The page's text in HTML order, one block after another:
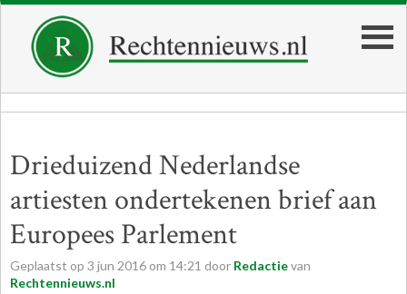
Drieduizend Nederlandse
artiesten ondertekenen brief aan
Europees Parlement
Geplaatst op 3 jun 2016 om 14:21 door Redactievan
Rechtennieuws.nl